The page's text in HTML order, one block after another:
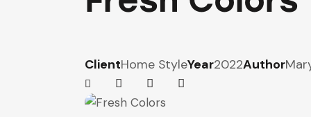
ClientHome StyleYear2022Author